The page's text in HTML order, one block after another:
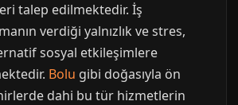
talep edilmektedir. İş
verdiği yalnızlık ve stres,
sosyal etkileşimlere
Bolu gibi doğasıyla ön
dahi bu tür hizmetlerin